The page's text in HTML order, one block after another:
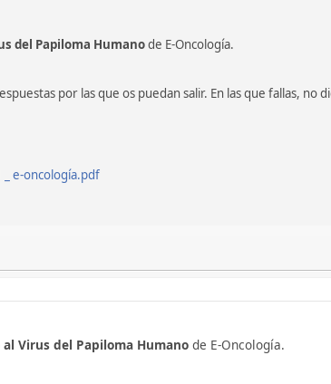
del Papiloma Humanode E-Oncología.
por las que os puedan salir. En las que fallas, no
_ e-oncología.pdf
Virus del Papiloma Humano de E-Oncología.